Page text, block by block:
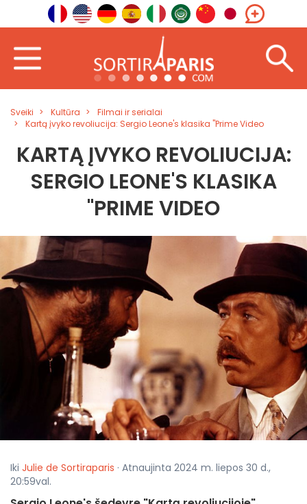
Sveiki Kultūra
Filmai ir serialai
Kartą įvyko revoliucija: Sergio Leone's klasika "Prime Video
KARTĄ ĮVYKO REVOLIUCIJA:
SERGIO LEONE'S KLASIKA
"PRIME VIDEO
Iki Julie de Sortiraparis · Atnaujinta 2024 m. liepos 30 d.,
20:59val.